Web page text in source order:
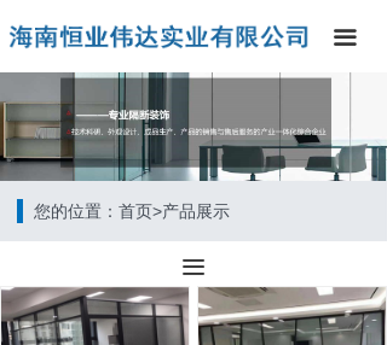
끀
您的位置：首页>产品展示
끀